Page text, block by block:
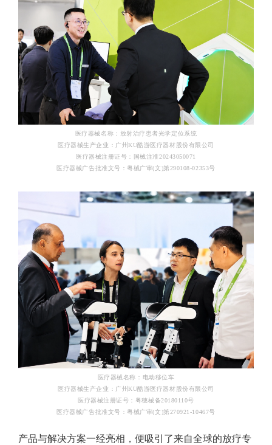
医疗器械名称：放射治疗患者光学定位系统
医疗器械生产企业：广州KU酷游医疗器材股份有限公司
医疗器械注册证号：国械注准20243050071
医疗器械广告批准文号：粤械广审(文)第290108-02353号
医疗器械名称：电动移位车
医疗器械生产企业：广州KU酷游医疗器材股份有限公司
医疗器械注册证号：粤穗械备20180110号
医疗器械广告批准文号：粤械广审(文)第270921-10467号
产品与解决方案一经亮相，便吸引了来自全球的放疗专